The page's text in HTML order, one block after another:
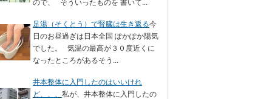
ので、 そういったものを 書いて...
足湯（そくとう）で腎臓は生き返る今
日のお昼過ぎは日本全国 ぽかぽか陽気
でした。 気温の最高が３０度近くに
なったところがあるそう...
井本整体に入門したのはいいけれ
ど、、、 私が、井本整体に入門したの